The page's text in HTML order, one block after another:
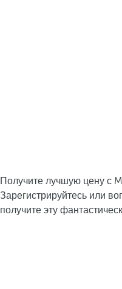
Получите лучшую цену с
Зарегистрируйтесь или
получите эту